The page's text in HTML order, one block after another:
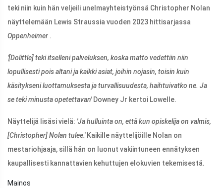
teki niin kuin hän veljeili unelmayhteistyönsä Christopher Nolan
näyttelemään Lewis Straussia vuoden 2023 hittisarjassa
Oppenheimer .
'[Dolittle] teki itselleni palveluksen, koska matto vedettiin niin
lopullisesti pois altani ja kaikki asiat, joihin nojasin, toisin kuin
käsitykseni luottamuksesta ja turvallisuudesta, haihtuivatko ne. Ja
se teki minusta opetettavan'Downey Jr kertoi Lowelle.
Näyttelijä lisäsi vielä: 'Ja hulluinta on, että kun opiskelija on valmis,
[Christopher] Nolan tulee.'Kaikille näyttelijöille Nolan on
mestariohjaaja, sillä hän on luonut vakiintuneen ennätyksen
kaupallisesti kannattavien kehuttujen elokuvien tekemisestä.
Mainos